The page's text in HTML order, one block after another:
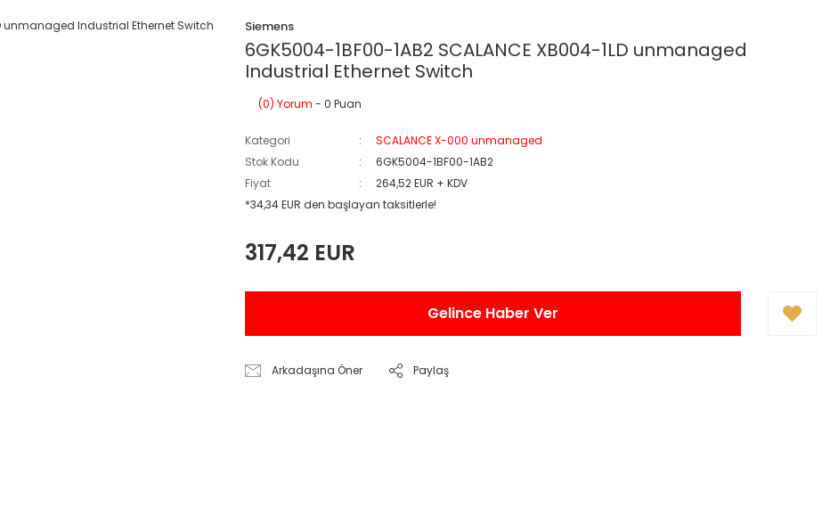
Siemens
6GK5004-1BF00-1AB2 SCALANCE XB004-1LD unmanaged
Industrial Ethernet Switch
(0) Yorum - 0 Puan
Kategori
SCALANCE X-000 unmanaged
Stok Kodu
6GK5004-1BF00-1AB2
Fiyat
264,52 EUR + KDV
*34,34 EUR den başlayan taksitlerle!
317,42 EUR
Gelince Haber Ver
Arkadaşına Öner Paylaş